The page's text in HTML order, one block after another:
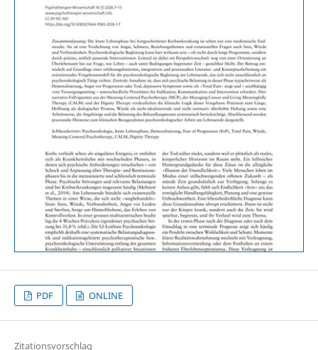
PDF ONLINE
Zitationsvorschlag